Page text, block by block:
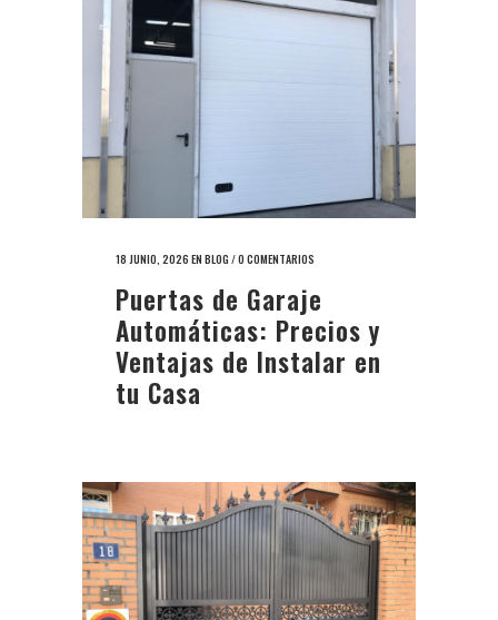
18 JUNIO, 2026 EN BLOG /0 COMENTARIOS
Puertas de Garaje
Automáticas: Precios y
Ventajas de Instalar en
tu Casa